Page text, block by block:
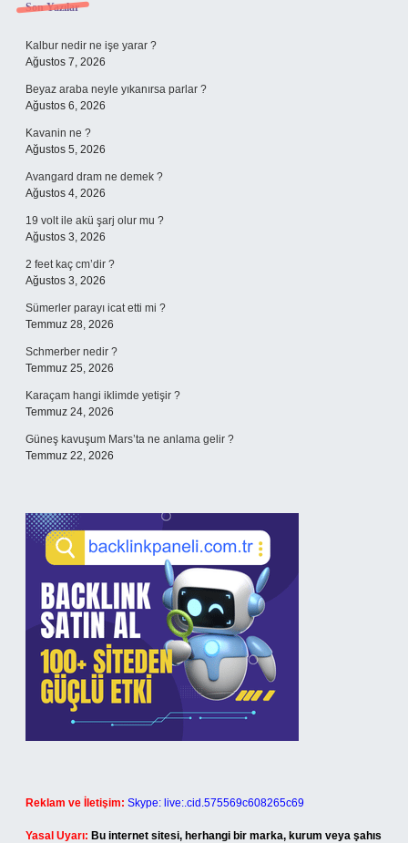
Sidebar
Son Yazılar
Kalbur nedir ne işe yarar ?
Ağustos 7, 2026
Beyaz araba neyle yıkanırsa parlar ?
Ağustos 6, 2026
Kavanin ne ?
Ağustos 5, 2026
Avangard dram ne demek ?
Ağustos 4, 2026
19 volt ile akü şarj olur mu ?
Ağustos 3, 2026
2 feet kaç cm’dir ?
Ağustos 3, 2026
Sümerler parayı icat etti mi ?
Temmuz 28, 2026
Schmerber nedir ?
Temmuz 25, 2026
Karaçam hangi iklimde yetişir ?
Temmuz 24, 2026
Güneş kavuşum Mars’ta ne anlama gelir ?
Temmuz 22, 2026
Reklam ve İletişim: Skype: live:.cid.575569c608265c69
Yasal Uyarı: Bu internet sitesi, herhangi bir marka, kurum veya şahıs